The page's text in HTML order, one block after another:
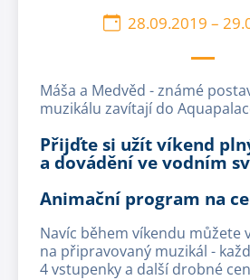
28.09.2019 –
Máša a Medvěd - známé
muzikálu zavítají do
Přijďte si užít víkend
a dovádění ve vodním
Animační program na
Navíc během víkendu můžete
na připravovaný muzikál -
4 vstupenky a další drobné